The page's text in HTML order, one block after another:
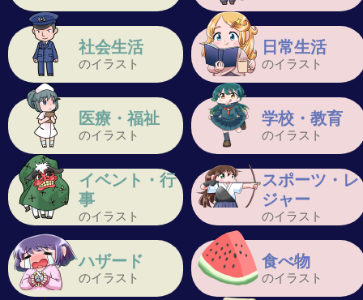
社会生活
のイラスト
日常生活
のイラスト
医療・福祉
のイラスト
学校・教育
のイラスト
イベント・行
事
のイラスト
スポーツ・レ
ジャー
のイラスト
ハザード
のイラスト
食べ物
のイラスト